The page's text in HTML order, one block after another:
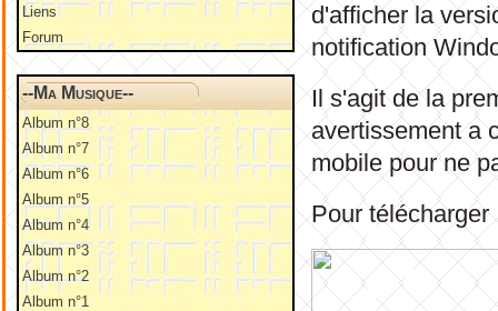
Liens
Forum
--Ma Musique--
Album n°8
Album n°7
Album n°6
Album n°5
Album n°4
Album n°3
Album n°2
Album n°1
d'afficher la
notification
Il s'agit de la
avertissement a
mobile pour ne
Pour